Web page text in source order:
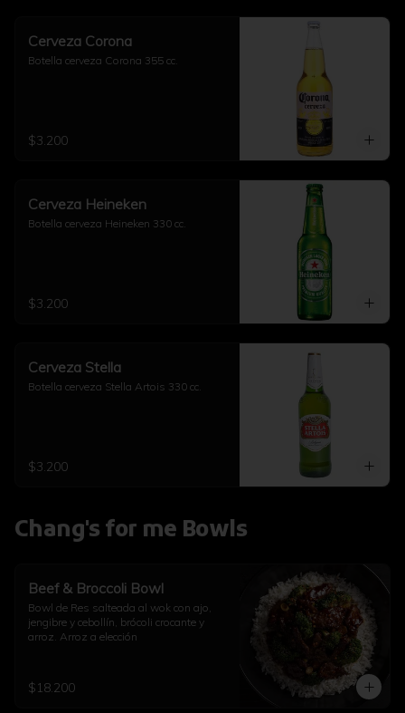
Cerveza Corona
Botella cerveza Corona 355 cc.
$3.200
Cerveza Heineken
Botella cerveza Heineken 330 cc.
$3.200
Cerveza Stella
Botella cerveza Stella Artois 330 cc.
$3.200
Chang's for me Bowls
Beef & Broccoli Bowl
Bowl de Res salteada al wok con ajo,
jengibre y cebollín, brócoli crocante y
arroz. Arroz a elección
$18.200